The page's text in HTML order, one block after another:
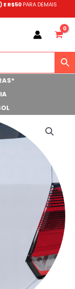
E R$50 PARA DEMAIS